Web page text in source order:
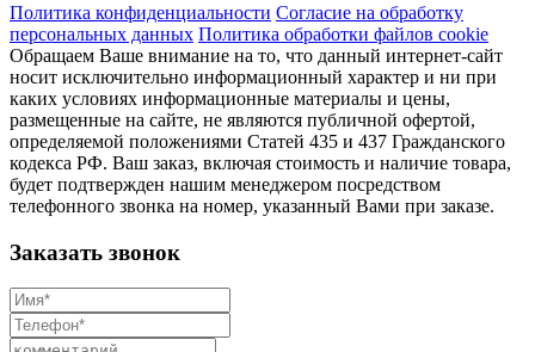
Политика конфиденциальности Согласие на обработку
персональных данных Политика обработки файлов cookie
Обращаем Ваше внимание на то, что данный интернет-сайт
носит исключительно информационный характер и ни при
каких условиях информационные материалы и цены,
размещенные на сайте, не являются публичной офертой,
определяемой положениями Статей 435 и 437 Гражданского
кодекса РФ. Ваш заказ, включая стоимость и наличие товара,
будет подтвержден нашим менеджером посредством
телефонного звонка на номер, указанный Вами при заказе.
Заказать звонок